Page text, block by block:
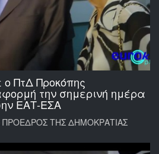
ΠτΔ Προκόπης
την σημερινή ημέρα
ΕΑΤ-ΕΣΑ
ΠΡΟΕΔΡΟΣ ΤΗΣ ΔΗΜΟΚΡΑΤΙΑΣ